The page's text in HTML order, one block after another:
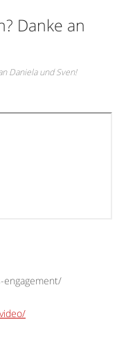
Danke an
Daniela und Sven!
engagement/